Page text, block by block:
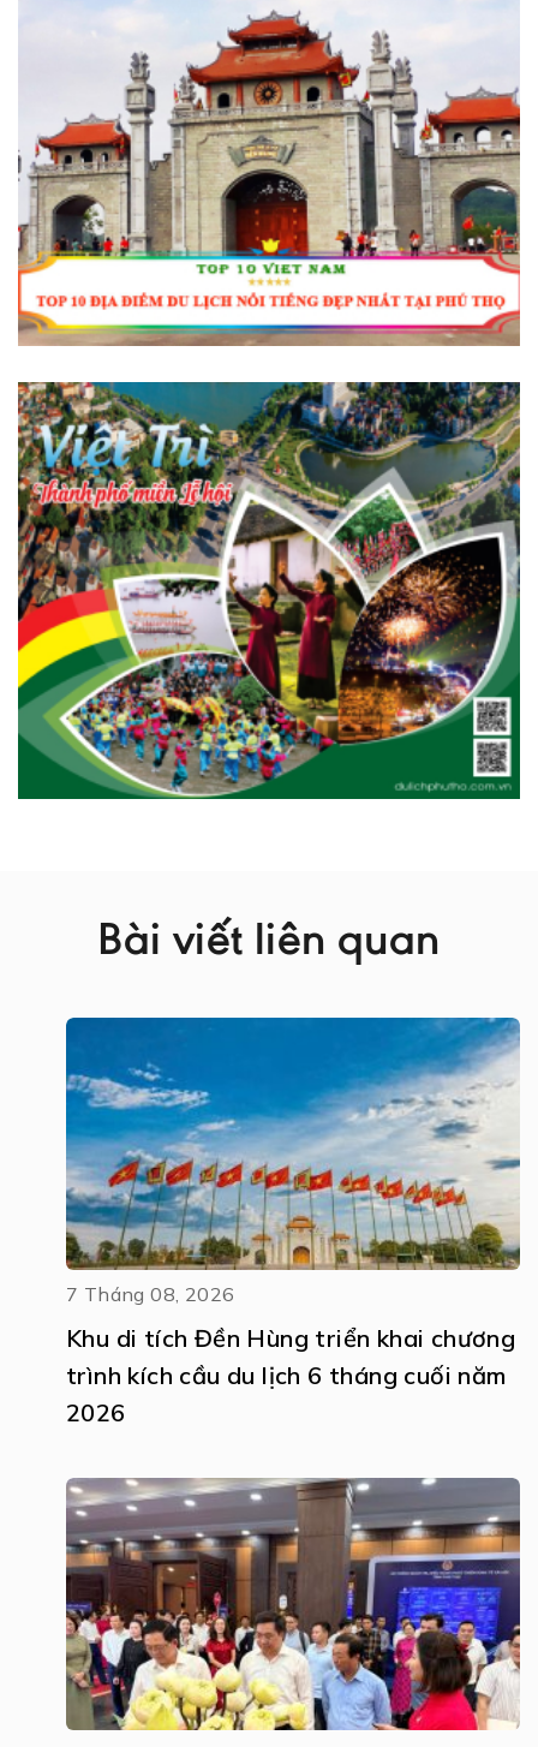
Bài viết liên quan
7 Tháng 08, 2026
Khu di tích Đền Hùng triển khai chương
trình kích cầu du lịch 6 tháng cuối năm
2026